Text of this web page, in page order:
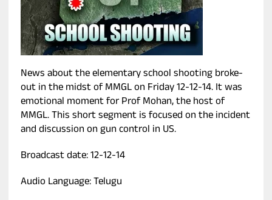
News about the elementary school shooting broke-
out in the midst of MMGL on Friday 12-12-14. It was
emotional moment for Prof Mohan, the host of
MMGL. This short segment is focused on the incident
and discussion on gun control in US.
Broadcast date: 12-12-14
Audio Language: Telugu